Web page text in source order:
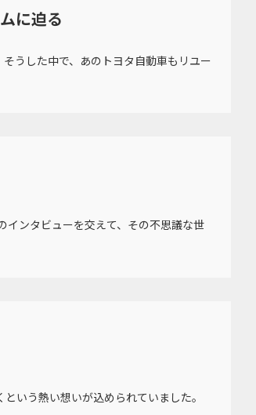
に迫る
うした中で、あのトヨタ自動車もリユー
インタビューを交えて、その不思議な世
いう熱い想いが込められていました。